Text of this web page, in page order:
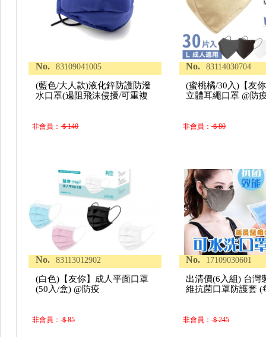
No. 83109041005
(藍色/大人款)液化鋅防護防潑
水口罩(遏阻飛沫侵擾/可重複
非會員：＄140
No. 83114030704
(蜜桃橘/30入)【友
立體耳繩口罩 @防
非會員： ＄80
No. 83113012902
(白色)【友你】成人平面口罩
(50入/盒) @防疫
非會員：＄85
No. 17109030601
出清價(6入組) 台灣
維抗菌口罩防護套 (
非會員： ＄245